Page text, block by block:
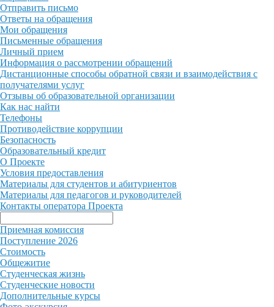
Отправить письмо
Ответы на обращения
Мои обращения
Письменные обращения
Личный прием
Информация о рассмотрении обращений
Дистанционные способы обратной связи и взаимодействия с
получателями услуг
Отзывы об образовательной организации
Как нас найти
Телефоны
Противодействие коррупции
Безопасность
Образовательный кредит
О Проекте
Условия предоставления
Материалы для студентов и абитуриентов
Материалы для педагогов и руководителей
Контакты опе ратора Проекта
Приемная комиссия
Поступление 2026
Стоимость
Общежитие
Студенческая жизнь
Студенческие новости
Дополнительные курсы